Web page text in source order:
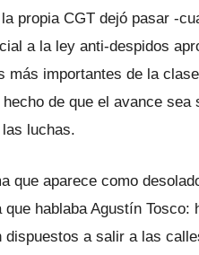
propia CGT dejó pasar -
a la ley anti-despidos
más importantes de la
de que el avance
luchas.
que aparece como
que hablaba Agustín
dispuestos a salir a las